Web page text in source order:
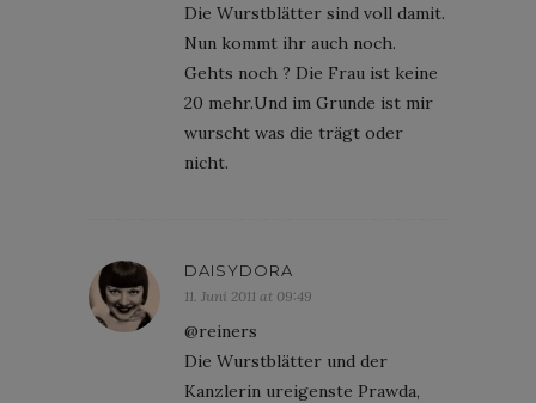
Die Wurstblätter sind voll damit.
Nun kommt ihr auch noch.
Gehts noch ? Die Frau ist keine
20 mehr.Und im Grunde ist mir
wurscht was die trägt oder
nicht.
DAISYDORA
11. Juni 2011 at 09:49
@reiners
Die Wurstblätter und der
Kanzlerin ureigenste Prawda,